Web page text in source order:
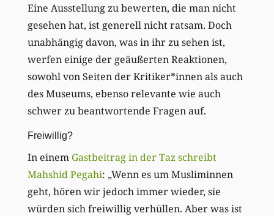
Eine Ausstellung zu bewerten, die man nicht
gesehen hat, ist generell nicht ratsam. Doch
unabhängig davon, was in ihr zu sehen ist,
werfen einige der geäußerten Reaktionen,
sowohl von Seiten der Kritiker*innen als auch
des Museums, ebenso relevante wie auch
schwer zu beantwortende Fragen auf.
Freiwillig?
In einem Gastbeitrag in der Taz schreibt
Mahshid Pegahi: „Wenn es um Musliminnen
geht, hören wir jedoch immer wieder, sie
würden sich freiwillig verhüllen. Aber was ist